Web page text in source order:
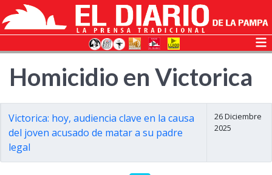
Homicidio en Victorica
Victorica: hoy, audiencia clave en la causa
del joven acusado de matar a su padre
legal
26 Diciembre
2025